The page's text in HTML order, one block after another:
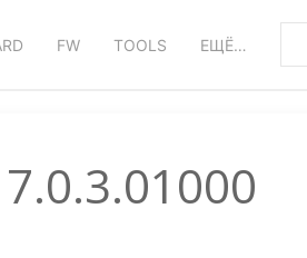
FW TOOLS ЕЩЁ…